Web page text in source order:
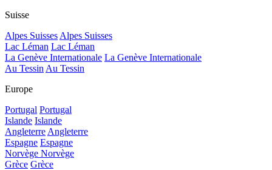
Suisse
Alpes Suisses Alpes Suisses
Lac Léman Lac Léman
La Genève Internationale La Genève Internationale
Au Tessin Au Tessin
Europe
Portugal Portugal
Islande Islande
Angleterre Angleterre
Espagne Espagne
Norvège Norvège
Grèce Grèce